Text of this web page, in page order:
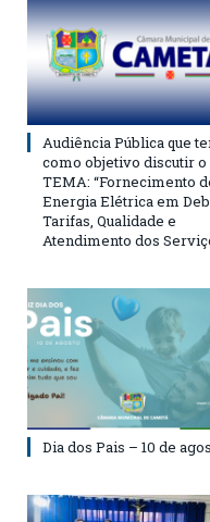
Audiência Pública que
como objetivo discutir o
TEMA: “Fornecimento
Energia Elétrica em
Tarifas, Qualidade e
Atendimento dos
Dia dos Pais – 10 de